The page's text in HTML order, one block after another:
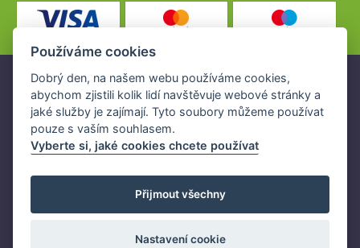
Pojistné produkty jsou nabízeny společností
www.POJISTENI.cz, a.s. na základě platné licence České
národní banky (ČNB).
Licence ČNB umožňuje www.POJISTENI.cz, a.s. poskytovat
v ČR.
Používáme cookies
Dobrý den, na našem webu používáme cookies,
abychom zjistili kolik lidí navštěvuje webové stránky a
jaké služby je zajímají. Tyto soubory můžeme používat
pouze s vaším souhlasem.
Vyberte si, jaké cookies chcete používat
Přijmout všechny
Nastavení cookie